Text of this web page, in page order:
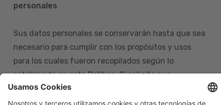
personales
Sus datos personales se conservarán hasta que sea
necesario para cumplir con los propósitos y usos
para los cuales fueron recopilados según lo
establecido en esta Política. Si solicita que
eliminemos sus datos personales de nuestras bases
de datos, tenga en cuenta que igualmente